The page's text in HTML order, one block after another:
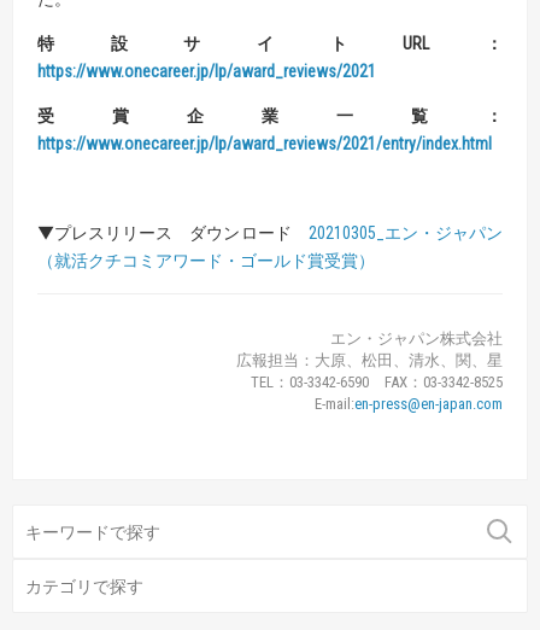
特設サイトURL：
https://www.onecareer.jp/lp/award_reviews/2021
受賞企業一覧：
https://www.onecareer.jp/lp/award_reviews/2021/entry/index.html
▼プレスリリース ダウンロード 20210305_エン・ジャパン
（就活クチコミアワード・ゴールド賞受賞）
エン・ジャパン株式会社
広報担当：大原、松田、清水、関、星
TEL：03-3342-6590 FAX：03-3342-8525
E-mail:en-press@en-japan.com